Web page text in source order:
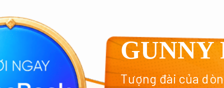
GUNNY
Tượng đài của